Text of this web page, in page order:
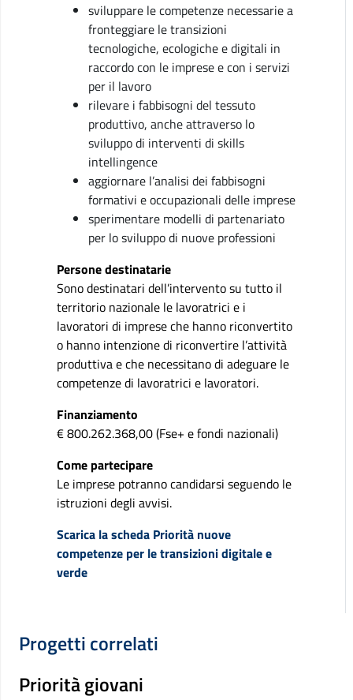
sviluppare le competenze necessarie a
fronteggiare le transizioni
tecnologiche, ecologiche e digitali in
raccordo con le imprese e con i servizi
per il lavoro
rilevare i fabbisogni del tessuto
produttivo, anche attraverso lo
sviluppo di interventi di skills
intellingence
aggiornare l’analisi dei fabbisogni
formativi e occupazionali delle imprese
sperimentare modelli di partenariato
per lo sviluppo di nuove professioni
Persone destinatarie
Sono destinatari dell’intervento su tutto il
territorio nazionale le lavoratrici e i
lavoratori di imprese che hanno riconvertito
o hanno intenzione di riconvertire l’attività
produttiva e che necessitano di adeguare le
competenze di lavoratrici e lavoratori.
Finanziamento
€ 800.262.368,00 (Fse+ e fondi nazionali)
Come partecipare
Le imprese potranno candidarsi seguendo le
istruzioni degli avvisi.
Scarica la scheda Priorità nuove
competenze per le transizioni digitale e
verde
Progetti correlati
Priorità giovani